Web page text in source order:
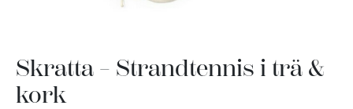
Skratta – Strandtennis i trä &
kork